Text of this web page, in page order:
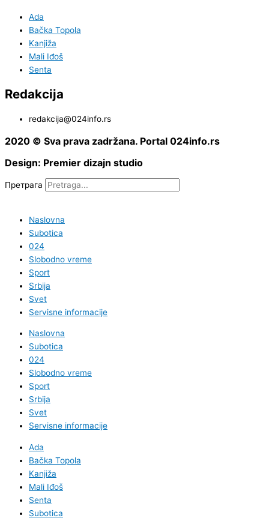
Ada
Bačka Topola
Kanjiža
Mali Iđoš
Senta
Redakcija
redakcija@024info.rs
2020 © Sva prava zadržana. Portal 024info.rs
Design: Premier dizajn studio
Претрага
Naslovna
Subotica
024
Slobodno vreme
Sport
Srbija
Svet
Servisne informacije
Naslovna
Subotica
024
Slobodno vreme
Sport
Srbija
Svet
Servisne informacije
Ada
Bačka Topola
Kanjiža
Mali Iđoš
Senta
Subotica